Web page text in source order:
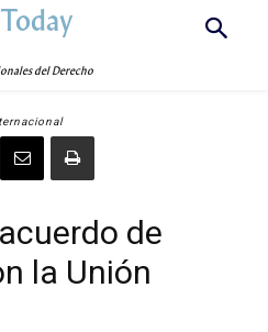
Today
del Derecho
de
la Unión